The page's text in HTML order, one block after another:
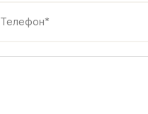
Телефон*